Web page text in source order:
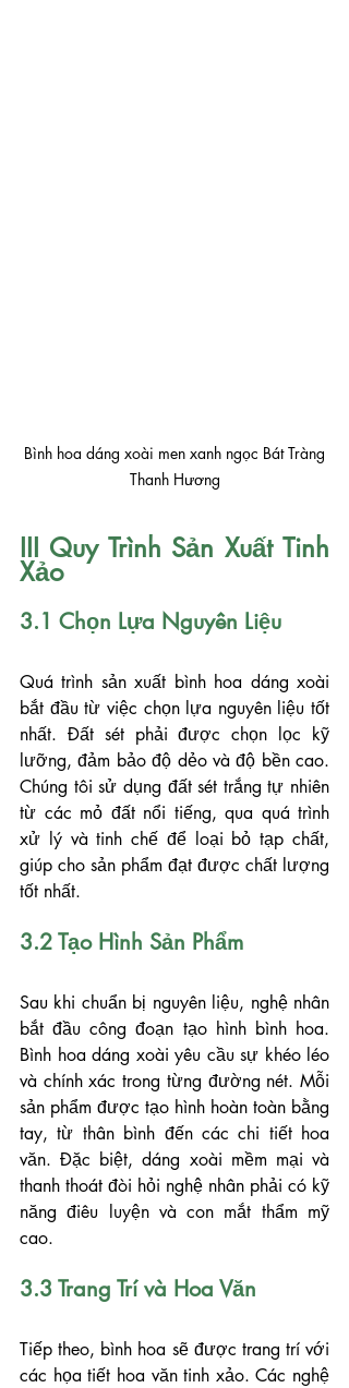
Thanh Hương
III Quy Trình Sản Xuất Tinh
Xảo
3.1 Chọn Lựa Nguyên Liệu
Quá trình sản xuất bình hoa dáng xoài
bắt đầu từ việc chọn lựa nguyên liệu tốt
nhất. Đất sét phải được chọn lọc kỹ
lưỡng, đảm bảo độ dẻo và độ bền cao.
Chúng tôi sử dụng đất sét trắng tự nhiên
từ các mỏ đất nổi tiếng, qua quá trình
xử lý và tinh chế để loại bỏ tạp chất,
giúp cho sản phẩm đạt được chất lượng
tốt nhất.
3.2 Tạo Hình Sản Phẩm
Sau khi chuẩn bị nguyên liệu, nghệ nhân
bắt đầu công đoạn tạo hình bình hoa.
Bình hoa dáng xoài yêu cầu sự khéo léo
và chính xác trong từng đường nét. Mỗi
sản phẩm được tạo hình hoàn toàn bằng
tay, từ thân bình đến các chi tiết hoa
văn. Đặc biệt, dáng xoài mềm mại và
thanh thoát đòi hỏi nghệ nhân phải có kỹ
năng điêu luyện và con mắt thẩm mỹ
cao.
3.3 Trang Trí và Hoa Văn
Tiếp theo, bình hoa sẽ được trang trí với
các họa tiết hoa văn tinh xảo. Các nghệ